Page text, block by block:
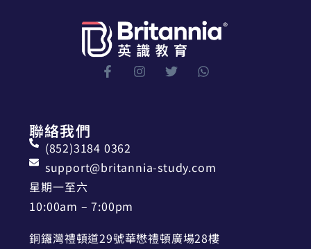
聯絡我們
(852)3184 0362
support@britannia-study.com
星期一至六
10:00am – 7:00pm
銅鑼灣禮頓道29號華懋禮頓廣場28樓